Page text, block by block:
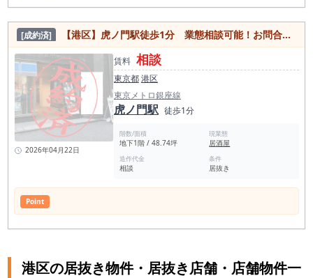
[成約済] 【港区】虎ノ門駅徒歩1分 業態相談可能！お問合せ下さい！
2026年04月22日
賃料 相談
東京都港区
東京メトロ銀座線
虎ノ門駅 徒歩1分
階数/面積
地下1階 / 48.74坪
現業態
居酒屋
造作代金
相談
条件
居抜き
Point
港区の居抜き物件・居抜き店舗・店舗物件一